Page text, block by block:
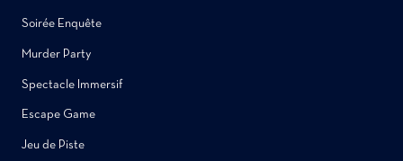
Soirée Enquête
Murder Party
Spectacle Immersif
Escape Game
Jeu de Piste